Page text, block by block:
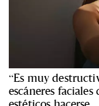
“Es muy
escáneres